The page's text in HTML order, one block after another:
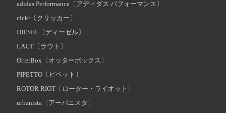
adidas Performance〔アディダス パフォーマンス〕
clckr〔クリッカー〕
DIESEL〔ディーゼル〕
LAUT〔ラウト〕
OtterBox〔オッターボックス〕
PIPETTO〔ピペット〕
ROTOR RIOT〔ローター・ライオット〕
urbanista〔アーバニスタ〕